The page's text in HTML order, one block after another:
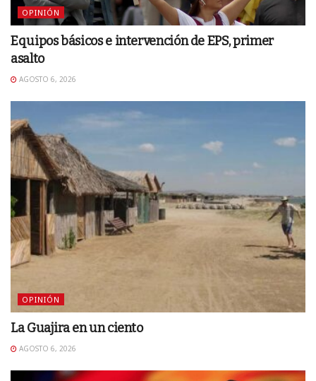
OPINIÓN
Equipos básicos e intervención de EPS, primer
asalto
AGOSTO 6, 2026
OPINIÓN
La Guajira en un ciento
AGOSTO 6, 2026